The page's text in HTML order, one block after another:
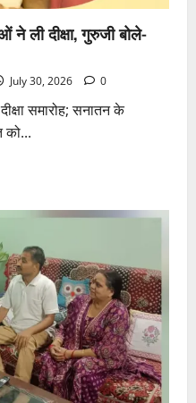
ने ली दीक्षा, गुरुजी बोले-
July 30, 2026 0
समारोह; सनातन के
को...